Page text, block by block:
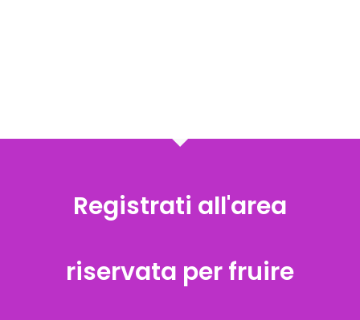
Registrati all'area
riservata per fruire